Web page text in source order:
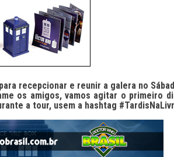
recepcionar e reunir a galera no
os amigos, vamos agitar o primeiro
a tour, usem a hashtag